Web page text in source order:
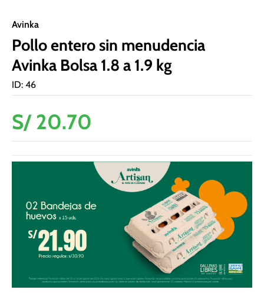
Avinka
Pollo entero sin menudencia
Avinka Bolsa 1.8 a 1.9 kg
ID: 46
S/ 20.70